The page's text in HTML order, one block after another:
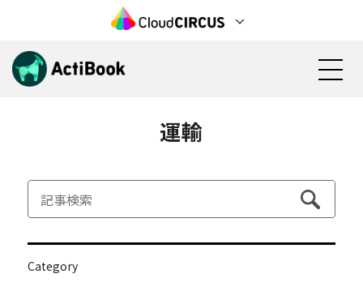
機能
活用方法
運輸
Category